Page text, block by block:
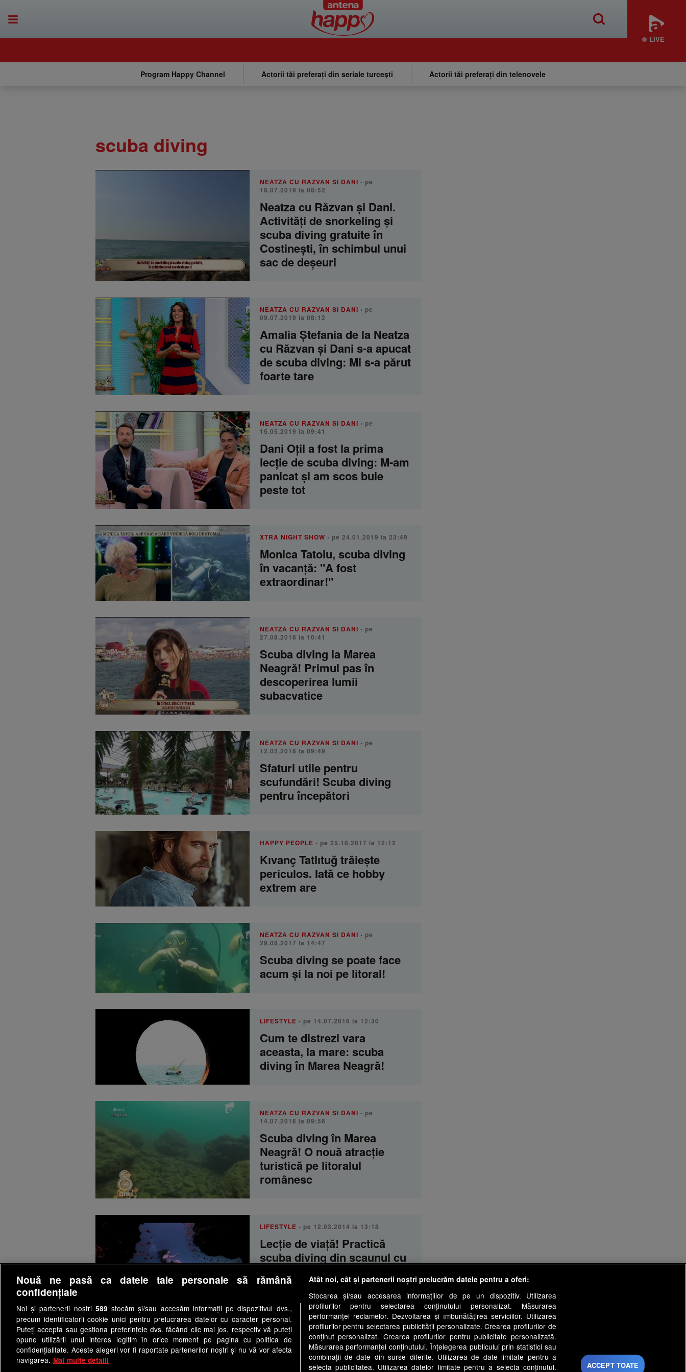
LIVE
Program Happy Channel Actorii tăi preferați din seriale turcești Actorii tăi preferați din telenovele
scuba diving
NEATZA CU RAZVAN SI DANI • pe
18.07.2019 la 08:52
Neatza cu Răzvan și Dani.
Activități de snorkeling și
scuba diving gratuite în
Costinești, în schimbul unui
sac de deșeuri
NEATZA CU RAZVAN SI DANI • pe
09.07.2019 la 08:12
Amalia Ștefania de la Neatza
cu Răzvan și Dani s-a apucat
de scuba diving: Mi s-a părut
foarte tare
NEATZA CU RAZVAN SI DANI • pe
15.05.2019 la 09:41
Dani Oțil a fost la prima
lecție de scuba diving: M-am
panicat și am scos bule
peste tot
XTRA NIGHT SHOW • pe 24.01.2019 la 23:49
Monica Tatoiu, scuba diving
în vacanță: "A fost
extraordinar!"
NEATZA CU RAZVAN SI DANI • pe
27.08.2018 la 10:41
Scuba diving la Marea
Neagră! Primul pas în
descoperirea lumii
subacvatice
NEATZA CU RAZVAN SI DANI • pe
12.02.2018 la 09:49
Sfaturi utile pentru
scufundări! Scuba diving
pentru începători
HAPPY PEOPLE • pe 25.10.2017 la 12:12
Kıvanç Tatlıtuğ trăiește
periculos. Iată ce hobby
extrem are
NEATZA CU RAZVAN SI DANI • pe
29.08.2017 la 14:47
Scuba diving se poate face
acum şi la noi pe litoral!
LIFESTYLE • pe 14.07.2016 la 12:30
Cum te distrezi vara
aceasta, la mare: scuba
diving în Marea Neagră!
NEATZA CU RAZVAN SI DANI • pe
14.07.2016 la 09:56
Scuba diving în Marea
Neagră! O nouă atracţie
turistică pe litoralul
românesc
LIFESTYLE • pe 12.03.2014 la 13:18
Lecţie de viaţă! Practică
scuba diving din scaunul cu
NEATZA CU RAZVAN SI DANI• pe
27.09.2011 la 09:30
Roxana Vancea, scuba
diving in Dambovita
Nouă ne pasă ca datele tale personale să rămână
confidențiale
Noi și partenerii noștri 589 stocăm și/sau accesăm informații pe dispozitivul dvs.,
precum identificatorii cookie unici pentru prelucrarea datelor cu caracter personal.
Puteți accepta sau gestiona preferințele dvs. făcând clic mai jos, respectiv vă puteți
opune utilizării unui interes legitim în orice moment pe pagina cu politica de
confidențialitate. Aceste alegeri vor fi raportate partenerilor noștri și nu vă vor afecta
navigarea. Mai multe detalii
Atât noi, cât și partenerii noștri prelucrăm datele pentru a oferi:
Stocarea și/sau accesarea informațiilor de pe un dispozitiv. Utilizarea
profilurilor pentru selectarea conținutului personalizat. Măsurarea
performanței reclamelor. Dezvoltarea și îmbunătățirea serviciilor. Utilizarea
profilurilor pentru selectarea publicității personalizate. Crearea profilurilor de
conținut personalizat. Crearea profilurilor pentru publicitate personalizată.
Măsurarea performanței conținutului. Înțelegerea publicului prin statistici sau
combinații de date din surse diferite. Utilizarea de date limitate pentru a
selecta publicitatea. Utilizarea datelor limitate pentru a selecta conținutul.
ACCEPT TOATE